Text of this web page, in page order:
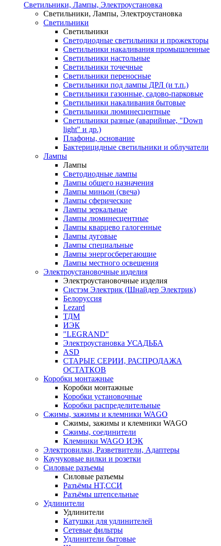
Светильники, Лампы, Электроустановка
Светильники, Лампы, Электроустановка
Светильники
Светильники
Светодиодные светильники и прожекторы
Светильники накаливания промышленные
Светильники настольные
Светильники точечные
Светильники переносные
Светильники под лампы ДРЛ (и т.п.)
Светильники газонные, садово-парковые
Светильники накаливания бытовые
Светильники люминесцентные
Светильники разные (аварийные, "Down
light" и др.)
Плафоны, основание
Бактерицидные светильники и облучатели
Лампы
Лампы
Светодиодные лампы
Лампы общего назначения
Лампы миньон (свеча)
Лампы сферические
Лампы зеркальные
Лампы люминесцентные
Лампы кварцево галогенные
Лампы дуговые
Лампы специальные
Лампы энергосберегающие
Лампы местного освещения
Электроустановочные изделия
Электроустановочные изделия
Систэм Электрик (Шнайдер Электрик)
Белоруссия
Lezard
ТДМ
ИЭК
"LEGRAND"
Электроустановка УСАДЬБА
ASD
СТАРЫЕ СЕРИИ, РАСПРОДАЖА
ОСТАТКОВ
Коробки монтажные
Коробки монтажные
Коробки установочные
Коробки распределительные
Сжимы, зажимы и клемники WAGO
Сжимы, зажимы и клемники WAGO
Сжимы, соединители
Клемники WAGO ИЭК
Электровилки, Разветвители, Адаптеры
Каучуковые вилки и розетки
Силовые разъемы
Силовые разъемы
Разъёмы НТ,ССИ
Разъёмы штепсельные
Удлинители
Удлинители
Катушки для удлинителей
Сетевые фильтры
Удлинители бытовые